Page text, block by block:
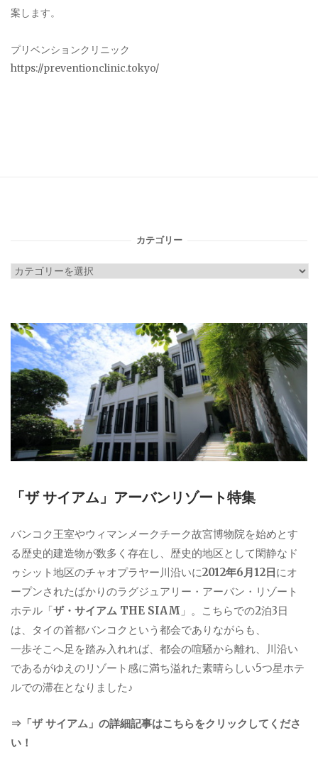
案します。
プリベンションクリニック
https://preventionclinic.tokyo/
カテゴリー
カ
リ
ー
「ザ サイアム」アーバンリゾート特集
バンコク王室やウィマンメークチーク故宮博物院を始めとす
る歴史的建造物が数多く存在し、歴史的地区として閑静なド
ゥシット地区のチャオプラヤー川沿いに2012年6月12日にオ
ープンされたばかりのラグジュアリー・アーバン・リゾート
ホテル「ザ・サイアム THE SIAM 」。こちらでの2泊3日
は、タイの首都バンコクという都会でありながらも、
一歩そこへ足を踏み入れれば、都会の喧騒から離れ、川沿い
であるがゆえのリゾート感に満ち溢れた素晴らしい5つ星ホテ
ルでの滞在となりました♪
⇒「ザ サイアム」の詳細記事はこちらをクリックしてくださ
い！